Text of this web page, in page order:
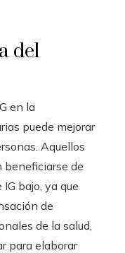
del
en la
puede mejorar
Aquellos
beneficiarse de
bajo, ya que
de
de la salud,
para elaborar